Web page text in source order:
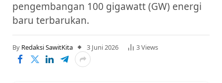
pengembangan 100 gigawatt (GW) energi
baru terbarukan.
By Redaksi SawitKita 3 Juni 2026 3Views